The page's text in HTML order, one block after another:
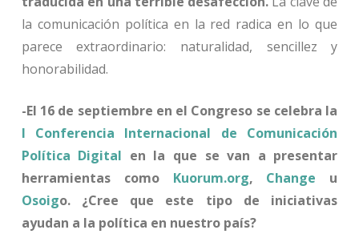
la comunicación política en la red radica en lo que
parece extraordinario: naturalidad, sencillez y
honorabilidad.
-El 16 de septiembre en el Congreso se celebra la
I Conferencia Internacional de Comunicación
Política Digital en la que se van a presentar
herramientas como Kuorum.org, Change u
Osoigo. ¿Cree que este tipo de iniciativas
ayudan a la política en nuestro país?